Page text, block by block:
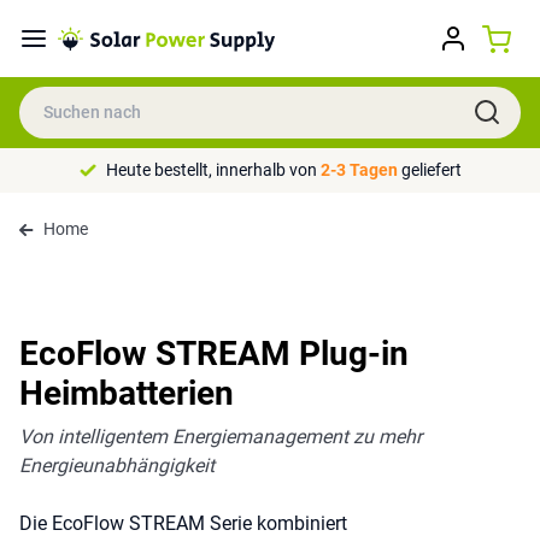
Heute bestellt, innerhalb von 2-3 Tagengeliefert
Home
EcoFlow STREAM Plug-in
Heimbatterien
Von intelligentem Energiemanagement zu mehr
Energieunabhängigkeit
Die EcoFlow STREAM Serie kombiniert